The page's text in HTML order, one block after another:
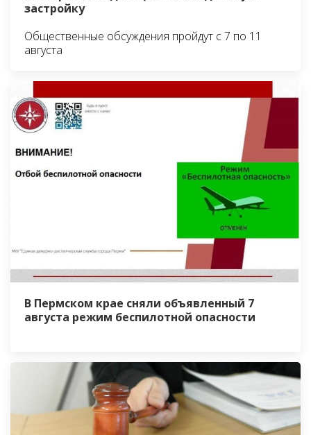
застройку
Общественные обсуждения пройдут с 7 по 11
августа
В Пермском крае сняли объявленный 7
августа режим беспилотной опасности